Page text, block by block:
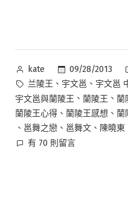
人
——
深
情
愛
戀
作
者:
kate 09/28/2013
標
籤:
兰陵王 、 宇文邕 、 宇文邕
宇文邕與蘭陵王 、 蘭陵王 、 蘭
蘭陵王心得 、 蘭陵王感想 、 蘭
、 邕舞之戀 、 邕舞文 、 陳曉東
在
有 70 則留言